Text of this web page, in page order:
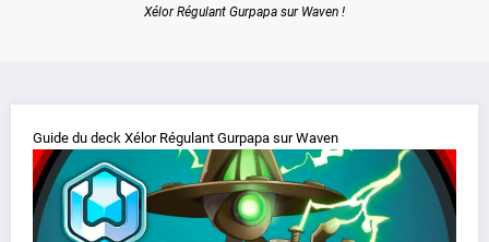
Xélor Régulant Gurpapa sur Waven !
Guide du deck Xélor Régulant Gurpapa sur Waven